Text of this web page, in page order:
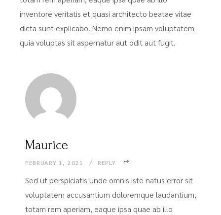
inventore veritatis et quasi architecto beatae vitae
dicta sunt explicabo. Nemo enim ipsam voluptatem
quia voluptas sit aspernatur aut odit aut fugit.
Maurice
FEBRUARY 1, 2021 REPLY
Sed ut perspiciatis unde omnis iste natus error sit
voluptatem accusantium doloremque laudantium,
totam rem aperiam, eaque ipsa quae ab illo